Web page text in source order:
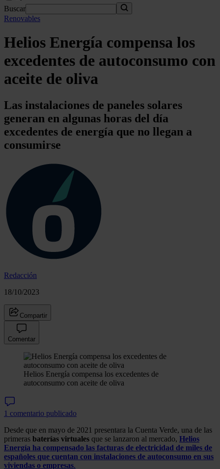
Buscar
Renovables
Helios Energía compensa los
excedentes de autoconsumo con
aceite de oliva
Las instalaciones de paneles solares
generan en algunas horas del día
excedentes de energía que no llegan a
consumirse
Redacción
18/10/2023
Compartir
Comentar
Helios Energía compensa los excedentes de
autoconsumo con aceite de oliva
1 comentario publicado
Desde que en mayo de 2021 presentara la Cuenta Verde, una de las
primeras baterías virtuales que se lanzaron al mercado, Helios
Energía ha compensado las facturas de electricidad de miles de
españoles que cuentan con instalaciones de autoconsumo en sus
viviendas o empresas.